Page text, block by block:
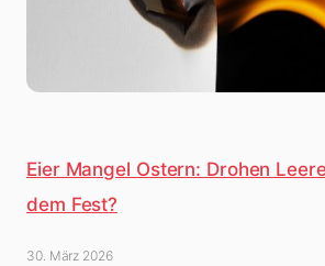
Eier Mangel Ostern: Drohen
dem Fest?
30. März 2026